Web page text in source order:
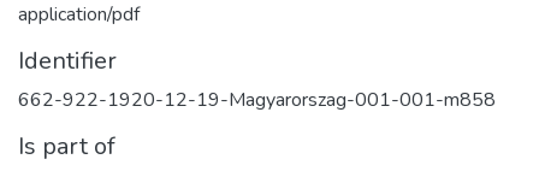
application/pdf
Identifier
662-922-1920-12-19-Magyarorszag-001-001-m858
Is part of